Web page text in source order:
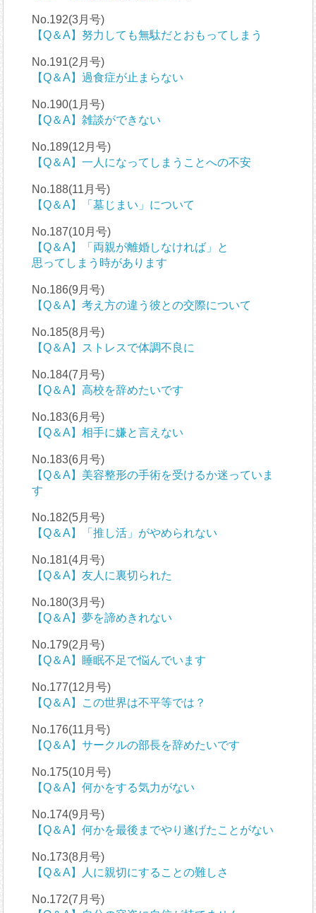
No.192(3月号)
【Q＆A】努力しても無駄だとおもってしまう
No.191(2月号)
【Q＆A】過食症が止まらない
No.190(1月号)
【Q＆A】雑談ができない
No.189(12月号)
【Q＆A】一人になってしまうことへの不安
No.188(11月号)
【Q＆A】「墓じまい」について
No.187(10月号)
【Q＆A】「両親が離婚しなければ」と
思ってしまう時があります
No.186(9月号)
【Q＆A】考え方の違う彼との交際について
No.185(8月号)
【Q＆A】ストレスで体調不良に
No.184(7月号)
【Q＆A】高校を辞めたいです
No.183(6月号)
【Q＆A】相手に嫌と言えない
No.183(6月号)
【Q＆A】美容整形の手術を受けるか迷っていま
す
No.182(5月号)
【Q＆A】「推し活」がやめられない
No.181(4月号)
【Q＆A】友人に裏切られた
No.180(3月号)
【Q＆A】夢を諦めきれない
No.179(2月号)
【Q＆A】睡眠不足で悩んでいます
No.177(12月号)
【Q＆A】この世界は不平等では？
No.176(11月号)
【Q＆A】サークルの部長を辞めたいです
No.175(10月号)
【Q＆A】何かをする気力がない
No.174(9月号)
【Q＆A】何かを最後までやり遂げたことがない
No.173(8月号)
【Q＆A】人に親切にすることの難しさ
No.172(7月号)